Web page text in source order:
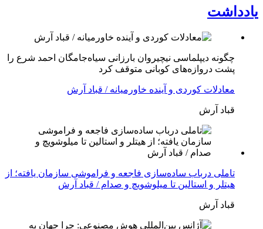
یادداشت
چگونه دیپلماسی نیچیروان بارزانی سیاەجامگان احمد شرع را
پشت دروازەهای کوبانی متوقف کرد
معادلات کوردی و آینده خاورمیانه / قباد آرش
قباد آرش
تاملی درباب سادەسازی فاجعە و فراموشی سازمان یافتە؛ از
هیتلر و استالین تا میلوشویچ و صدام / قباد آرش
قباد آرش